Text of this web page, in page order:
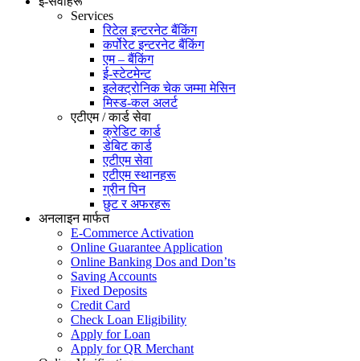
Services
रिटेल इन्टरनेट बैंकिंग
कर्पोरेट इन्टरनेट बैंकिंग
एम – बैंकिंग
ई-स्टेटमेन्ट
इलेक्ट्रोनिक चेक जम्मा मेसिन
मिस्ड-कल अलर्ट
एटीएम / कार्ड सेवा
क्रेडिट कार्ड
डेबिट कार्ड
एटीएम सेवा
एटीएम स्थानहरू
ग्रीन पिन
छुट र अफरहरू
अनलाइन मार्फत
E-Commerce Activation
Online Guarantee Application
Online Banking Dos and Don’ts
Saving Accounts
Fixed Deposits
Credit Card
Check Loan Eligibility
Apply for Loan
Apply for QR Merchant